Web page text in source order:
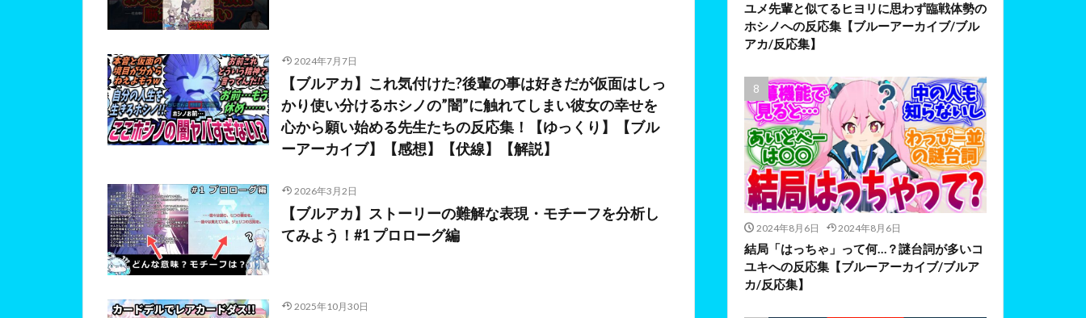
2024年7月7日
【ブルアカ】これ気付けた?後輩の事は好きだが仮面はしっ
かり使い分けるホシノの”闇”に触れてしまい彼女の幸せを
心から願い始める先生たちの反応集！【ゆっくり】【ブル
ーアーカイブ】【感想】【伏線】【解説】
2026年3月2日
【ブルアカ】ストーリーの難解な表現・モチーフを分析し
てみよう！#1 プロローグ編
2025年10月30日
ユメ先輩と似てるヒヨリに思わず臨戦体勢の
ホシノへの反応集【ブルーアーカイブ/ブル
アカ/反応集】
2024年8月6日 2024年8月6日
結局「はっちゃ」って何…？謎台詞が多いコ
ユキへの反応集【ブルーアーカイブ/ブルア
カ/反応集】